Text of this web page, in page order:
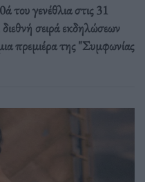
του γενέθλια στις 31
σειρά εκδηλώσεων
πρεμιέρα της "Συμφωνίας